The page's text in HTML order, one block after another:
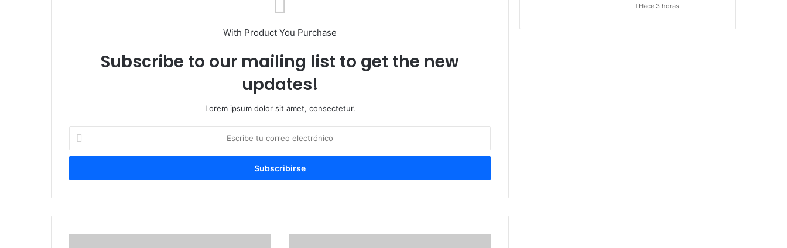
With Product You Purchase
Subscribe to our mailing list to get the new
updates!
Lorem ipsum dolor sit amet, consectetur.
Escribe
correo
Hace 3 horas